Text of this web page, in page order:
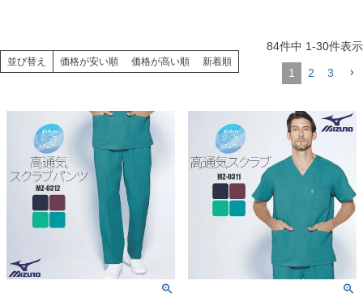
並び替え 価格が安い順 価格が高い順 新着順
84件中 1-30件表示
1 2 3